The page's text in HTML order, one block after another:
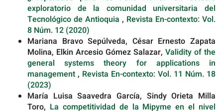
exploratorio de la comunidad universitaria del
Tecnológico de Antioquia , Revista En-contexto: Vol.
8 Núm. 12 (2020)
Mariana Bravo Sepúlveda, César Ernesto Zapata
Molina, Elkin Arcesio Gómez Salazar, Validity of the
general systems theory for applications in
management , Revista En-contexto: Vol. 11 Núm. 18
(2023)
María Luisa Saavedra García, Sindy Orieta Milla
Toro, La competitividad de la Mipyme en el nivel